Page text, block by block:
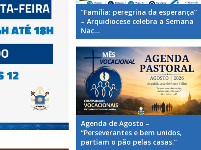
“Família: peregrina da esperança”
– Arquidiocese celebra a Semana
Nac...
Agenda de Agosto –
“Perseverantes e bem unidos,
partiam o pão pelas casas.”